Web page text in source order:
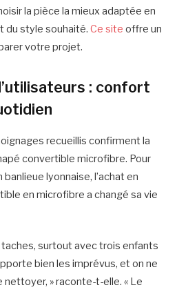
la pièce la mieux adaptée en
du style souhaité. Ce site offre un
votre projet.
: confort
recueillis confirment la
convertible microfibre. Pour
lyonnaise, l’achat en
en microfibre a changé sa vie
taches, surtout avec trois enfants
bien les imprévus, et on ne
nettoyer, » raconte-t-elle. « Le